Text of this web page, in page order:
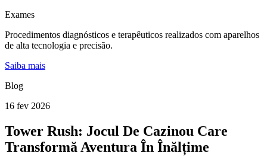
Exames
Procedimentos diagnósticos e terapêuticos realizados com aparelhos
de alta tecnologia e precisão.
Saiba mais
Blog
16 fev 2026
Tower Rush: Jocul De Cazinou Care
Transformă Aventura În Înălțime